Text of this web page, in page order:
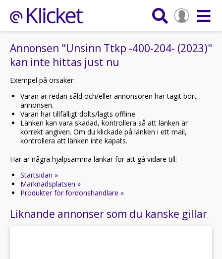
Annonsen "Unsinn Ttkp -400-204- (2023)"
kan inte hittas just nu
Exempel på orsaker:
Varan är redan såld och/eller annonsören har tagit bort
annonsen.
Varan har tillfälligt dolts/lagts offline.
Länken kan vara skadad, kontrollera så att länken är
korrekt angiven. Om du klickade på länken i ett mail,
kontrollera att länken inte kapats.
Här är några hjälpsamma länkar för att gå vidare till:
Startsidan »
Marknadsplatsen »
Produkter för fordonshandlare »
Liknande annonser som du kanske gillar